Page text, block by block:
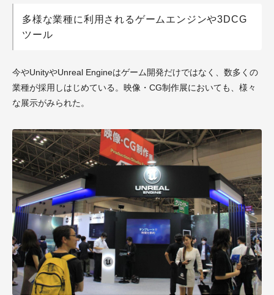
多様な業種に利用されるゲームエンジンや3DCG
ツール
今やUnityやUnreal Engineはゲーム開発だけではなく、数多くの
業種が採用しはじめている。映像・CG制作展においても、様々
な展示がみられた。